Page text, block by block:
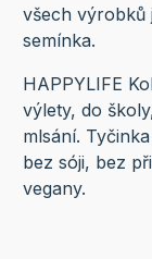
všech výrobků
semínka.
HAPPYLIFE
výlety, do
mlsání.
bez sóji, bez
vegany.